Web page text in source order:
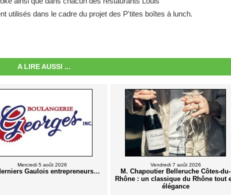
utilisés dans le cadre du projet des P'tites boîtes à lunch.
A LIRE AUSSI ...
Mercredi 5 août 2026
Gaulois entrepreneurs…
Vendredi 7 août 2026
M. Chapoutier Belleruche Côtes-du-
Rhône : un classique du Rhône tout
élégance